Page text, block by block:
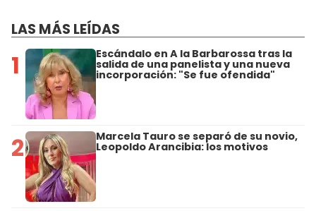
LAS MÁS LEÍDAS
1 Escándalo en A la Barbarossa tras la
salida de una panelista y una nueva
incorporación: "Se fue ofendida"
2 Marcela Tauro se separó de su novio,
Leopoldo Arancibia: los motivos